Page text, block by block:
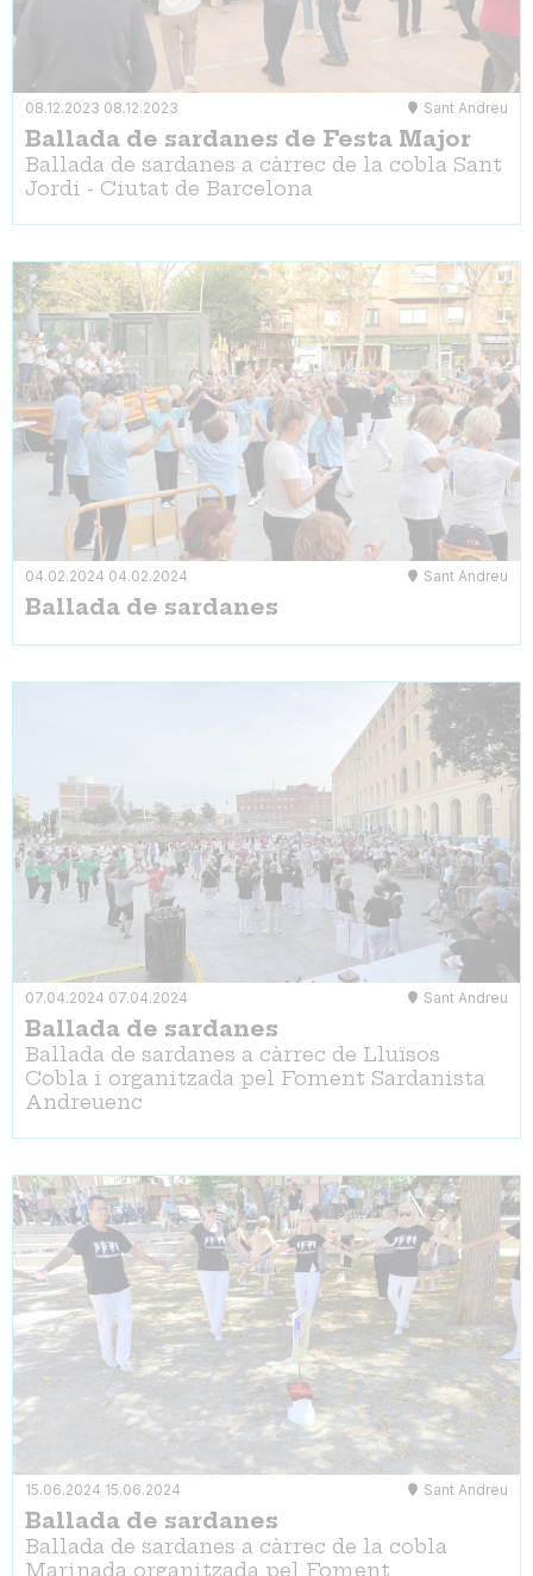
08.12.2023 08.12.2023 Sant Andreu
Ballada de sardanes de Festa Major
Ballada de sardanes a càrrec de la cobla Sant
Jordi - Ciutat de Barcelona
04.02.2024 04.02.2024 Sant Andreu
Ballada de sardanes
07.04.2024 07.04.2024 Sant Andreu
Ballada de sardanes
Ballada de sardanes a càrrec de Lluïsos
Cobla i organitzada pel Foment Sardanista
Andreuenc
15.06.2024 15.06.2024 Sant Andreu
Ballada de sardanes
Ballada de sardanes a càrrec de la cobla
Marinada organitzada pel Foment